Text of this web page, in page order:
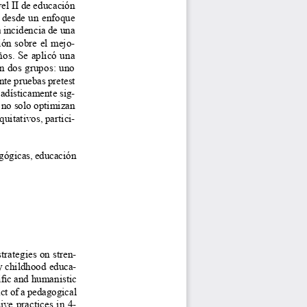
II de educación
un enfoque
de una
sobre el mejo-
Se aplicó una
dos grupos: uno
pruebas pretest
sig-
solo optimizan
partici-
educación
on stren-
childhood educa-
and humanistic
of a pedagogical
practices in 4-